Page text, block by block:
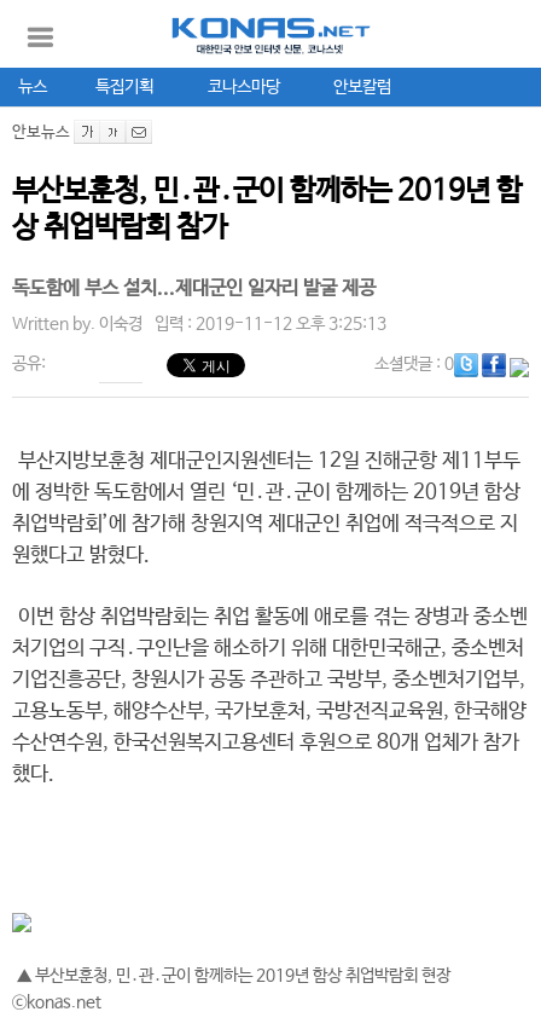
뉴스 특집기획 코나스마당 안보칼럼
안보뉴스
부산보훈청, 민․관․군이 함께하는 2019년 함
상 취업박람회 참가
독도함에 부스 설치...제대군인 일자리 발굴 제공
Written by. 이숙경 입력 : 2019-11-12 오후 3:25:13
공유: 소셜댓글: 0
부산지방보훈청 제대군인지원센터는 12일 진해군항 제11부두
에 정박한 독도함에서 열린 ‘민․관․군이 함께하는 2019년 함상
취업박람회’에 참가해 창원지역 제대군인 취업에 적극적으로 지
원했다고 밝혔다.
이번 함상 취업박람회는 취업 활동에 애로를 겪는 장병과 중소벤
처기업의 구직․구인난을 해소하기 위해 대한민국해군, 중소벤처
기업진흥공단, 창원시가 공동 주관하고 국방부, 중소벤처기업부,
고용노동부, 해양수산부, 국가보훈처, 국방전직교육원, 한국해양
수산연수원, 한국선원복지고용센터 후원으로 80개 업체가 참가
했다.
▲ 부산보훈청, 민․관․군이 함께하는 2019년 함상 취업박람회 현장
ⓒkonas.net